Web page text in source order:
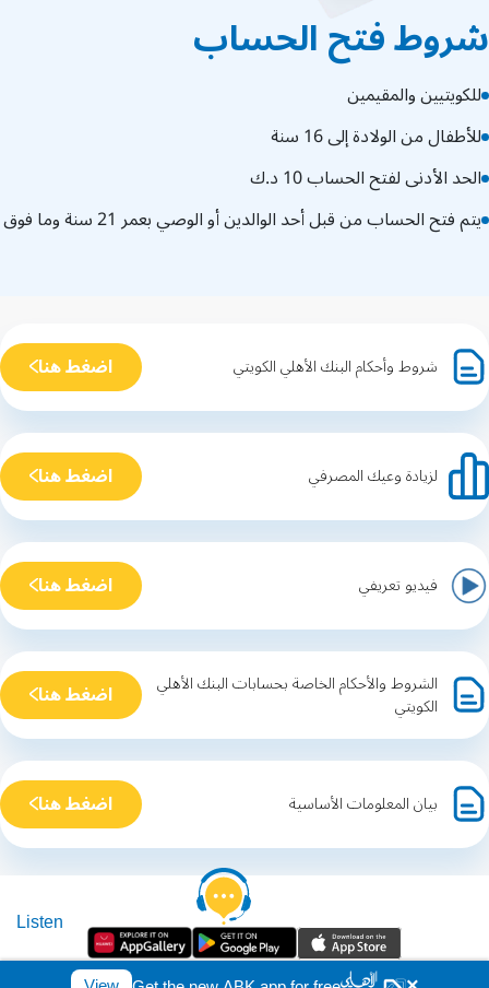
Listen
شروط فتح الحساب
للكويتيين والمقيمين
للأطفال من الولادة إلى 16 سنة
الحد الأدنى لفتح الحساب 10 د.ك
يتم فتح الحساب من قبل أحد الوالدين أو الوصي بعمر 21 سنة وما فوق
شروط وأحكام البنك الأهلي الكويتي اضغط هنا
لزيادة وعيك المصرفي اضغط هنا
فيديو تعريفي اضغط هنا
الشروط والأحكام الخاصة بحسابات البنك الأهلي
الكويتي اضغط هنا
بيان المعلومات الأساسية اضغط هنا
حقوق الطبع والنشر © 2026 .البنك الأهلي الكويتي. كل الحقوق محفوظة